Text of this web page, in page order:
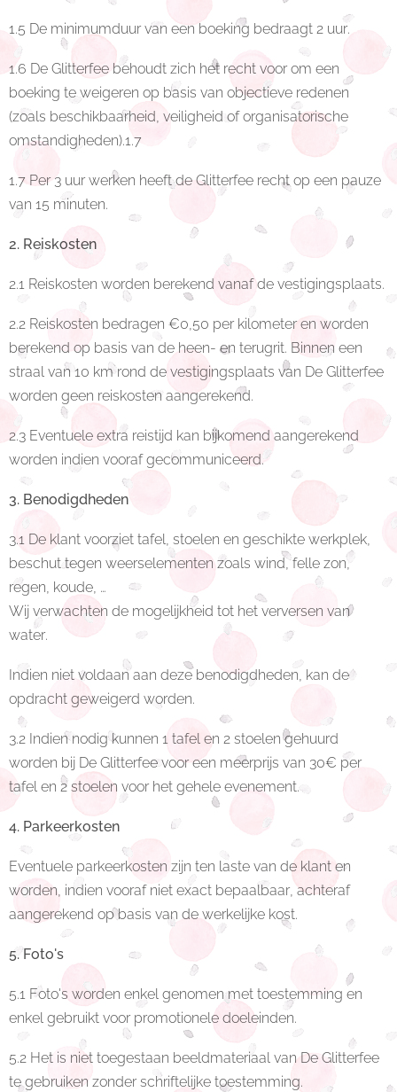
1.5 De minimumduur van een boeking bedraagt 2 uur.
1.6 De Glitterfee behoudt zich het recht voor om een
boeking te weigeren op basis van objectieve redenen
(zoals beschikbaarheid, veiligheid of organisatorische
omstandigheden).1.7
1.7 Per 3 uur werken heeft de Glitterfee recht op een pauze
van 15 minuten.
2. Reiskosten
2.1 Reiskosten worden berekend vanaf de vestigingsplaats.
2.2 Reiskosten bedragen €0,50 per kilometer en worden
berekend op basis van de heen- en terugrit. Binnen een
straal van 10 km rond de vestigingsplaats van De Glitterfee
worden geen reiskosten aangerekend.
2.3 Eventuele extra reistijd kan bijkomend aangerekend
worden indien vooraf gecommuniceerd.
3. Benodigdheden
3.1 De klant voorziet tafel, stoelen en geschikte werkplek,
beschut tegen weerselementen zoals wind, felle zon,
regen, koude, …
Wij verwachten de mogelijkheid tot het verversen van
water.
Indien niet voldaan aan deze benodigdheden, kan de
opdracht geweigerd worden.
3.2 Indien nodig kunnen 1 tafel en 2 stoelen gehuurd
worden bij De Glitterfee voor een meerprijs van 30€ per
tafel en 2 stoelen voor het gehele evenement.
4. Parkeerkosten
Eventuele parkeerkosten zijn ten laste van de klant en
worden, indien vooraf niet exact bepaalbaar, achteraf
aangerekend op basis van de werkelijke kost.
5. Foto's
5.1 Foto's worden enkel genomen met toestemming en
enkel gebruikt voor promotionele doeleinden.
5.2 Het is niet toegestaan beeldmateriaal van De Glitterfee
te gebruiken zonder schriftelijke toestemming.